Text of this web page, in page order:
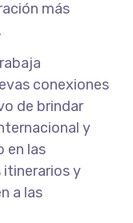
más
conexiones
de brindar
y
en las
y
a las